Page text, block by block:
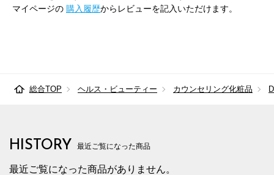
マイページの 購入履歴からレビューを記入いただけます。
総合TOP ヘルス・ビューティー カウンセリング化粧品
HISTORY 最近ご覧になった商品
最近ご覧になった商品がありません。